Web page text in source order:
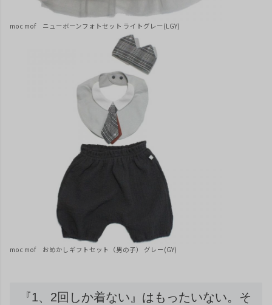
moc mof ニューボーンフォトセット ライトグレー(LGY)
moc mof おめかしギフトセット（男の子） グレー(GY)
『1、2回しか着ない』はもったいない。そ